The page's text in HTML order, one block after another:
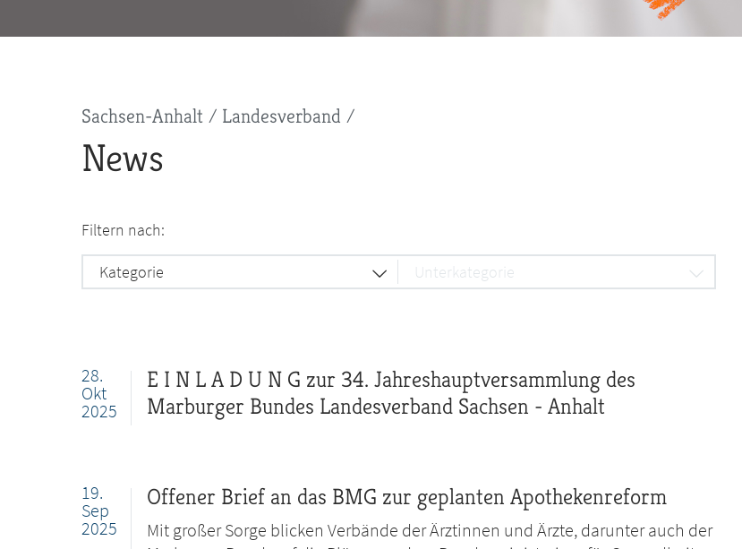
Pfadnavigation
Sachsen-Anhalt Landesverband
News
Filtern nach:
Kategorie Unterkategorie
28.
Okt
2025
E I N L A D U N G zur 34. Jahreshauptversammlung des
Marburger Bundes Landesverband Sachsen - Anhalt
19.
Sep
2025
Offener Brief an das BMG zur geplanten Apothekenreform
Mit großer Sorge blicken Verbände der Ärztinnen und Ärzte, darunter auch der